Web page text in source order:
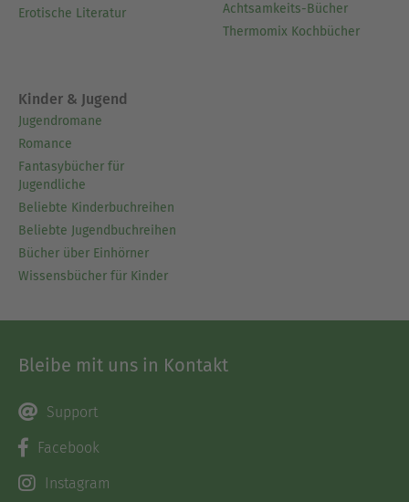
Erotische Literatur
Achtsamkeits-Bücher
Thermomix Kochbücher
Kinder & Jugend
Jugendromane
Romance
Fantasybücher für
Jugendliche
Beliebte Kinderbuchreihen
Beliebte Jugendbuchreihen
Bücher über Einhörner
Wissensbücher für Kinder
Bleibe mit uns in Kontakt
Support
Facebook
Instagram